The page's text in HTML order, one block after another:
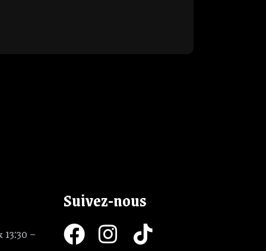
–
Suivez-nous